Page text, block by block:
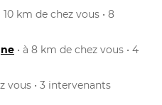
10 km de chez vous • 8
• à 8 km de chez vous • 4
vous • 3 intervenants